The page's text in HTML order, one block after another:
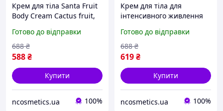
Крем для тіла Santa Fruit
Body Cream Cactus fruit,
Готово до відправки
588₴
688 ₴
Купити
ncosmetics.ua 100%
Крем для тіла для
інтенсивного живлення
Body Cream Cherry, 200
мл
Готово до відправки
619₴
688 ₴
Купити
ncosmetics.ua 100%